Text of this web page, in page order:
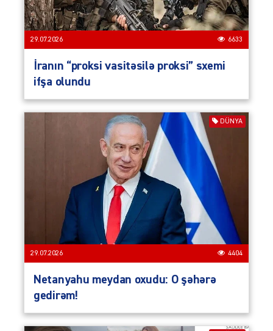
29.07.2026 6633
İranın “proksi vasitəsilə proksi” sxemi
ifşa olundu
DÜNYA
29.07.2026 4404
Netanyahu meydan oxudu: O şəhərə
gedirəm!